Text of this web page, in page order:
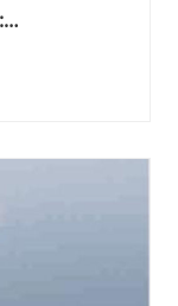
syntetisk